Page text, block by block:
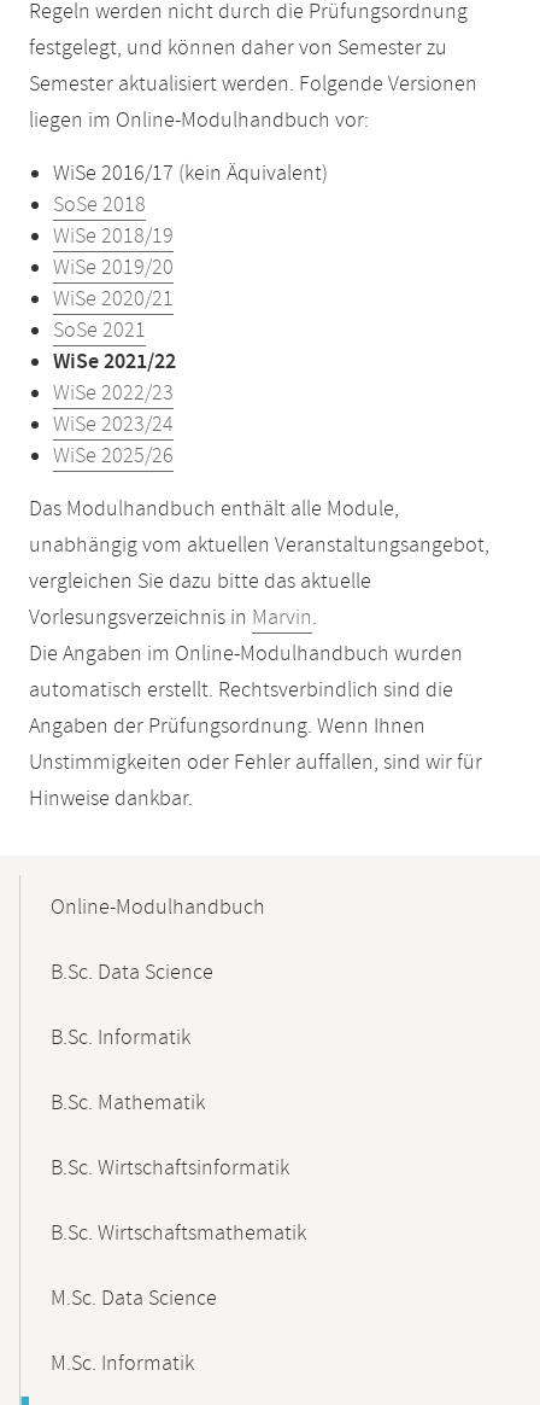
Regeln werden nicht durch die Prüfungsordnung
festgelegt, und können daher von Semester zu
Semester aktualisiert werden. Folgende Versionen
liegen im Online-Modulhandbuch vor:
WiSe 2016/17 (kein Äquivalent)
SoSe 2018
WiSe 2018/19
WiSe 2019/20
WiSe 2020/21
SoSe 2021
WiSe 2021/22
WiSe 2022/23
WiSe 2023/24
WiSe 2025/26
Das Modulhandbuch enthält alle Module,
unabhängig vom aktuellen Veranstaltungsangebot,
vergleichen Sie dazu bitte das aktuelle
Vorlesungsverzeichnis in Marvin.
Die Angaben im Online-Modulhandbuch wurden
automatisch erstellt. Rechtsverbindlich sind die
Angaben der Prüfungsordnung. Wenn Ihnen
Unstimmigkeiten oder Fehler auffallen, sind wir für
Hinweise dankbar.
NavigationOnline-Modulhandbuch
B.Sc. Data Science
B.Sc. Informatik
B.Sc. Mathematik
B.Sc. Wirtschaftsinformatik
B.Sc. Wirtschaftsmathematik
M.Sc. Data Science
M.Sc. Informatik